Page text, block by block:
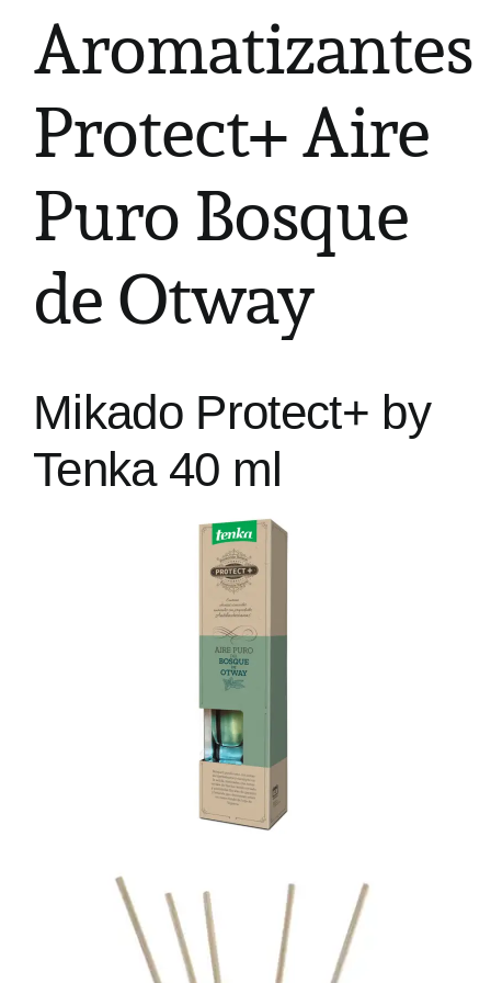
Aromatizantes
Protect+ Aire
Puro Bosque
de Otway
Mikado Protect+ by
Tenka 40 ml